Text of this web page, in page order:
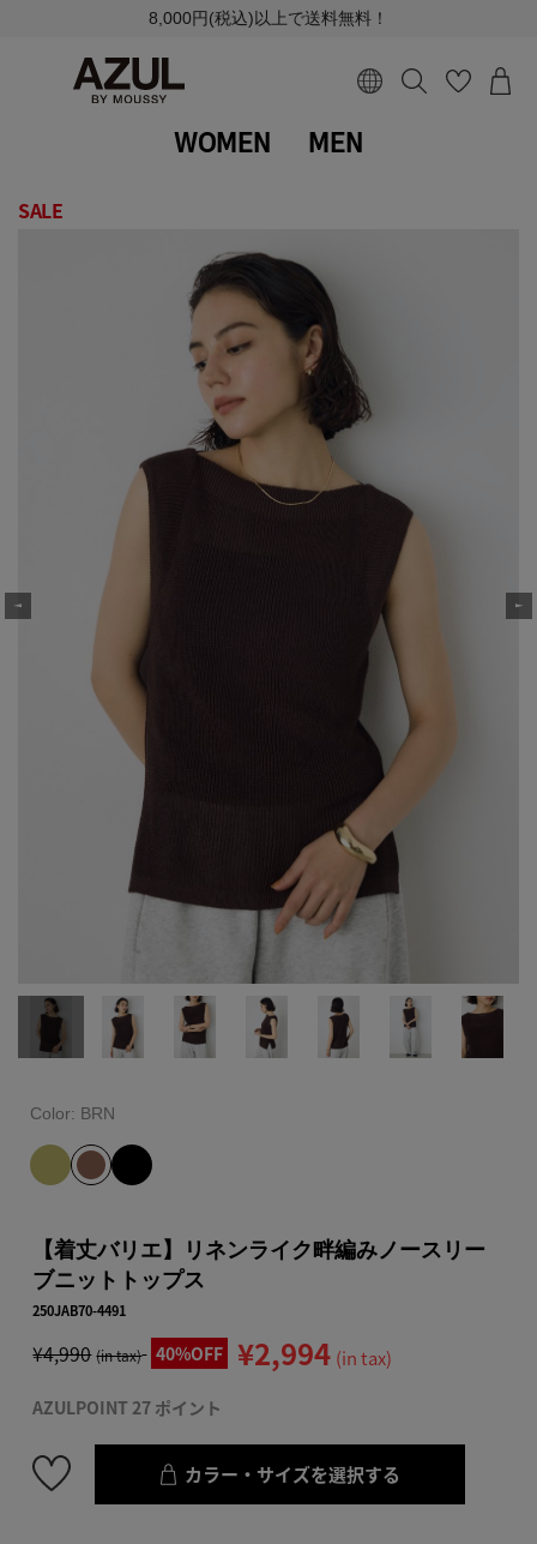
8,000円(税込)以上で送料無料！
WOMEN MEN
SALE
Color: BRN
【着丈バリエ】リネンライク畔編みノースリー
ブニットトップス
250JAB70-4491
¥4,990 (in tax) 40%OFF ¥2,994 (in tax)
AZULPOINT 27 ポイント
カラー・サイズを選択する